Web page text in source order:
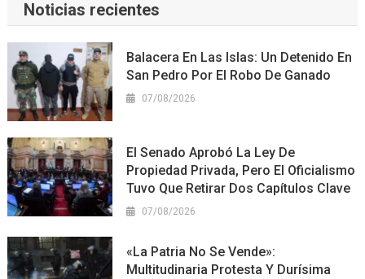
Noticias recientes
Balacera En Las Islas: Un Detenido En
San Pedro Por El Robo De Ganado
07/08/2026
El Senado Aprobó La Ley De
Propiedad Privada, Pero El Oficialismo
Tuvo Que Retirar Dos Capítulos Clave
07/08/2026
«La Patria No Se Vende»:
Multitudinaria Protesta Y Durísima